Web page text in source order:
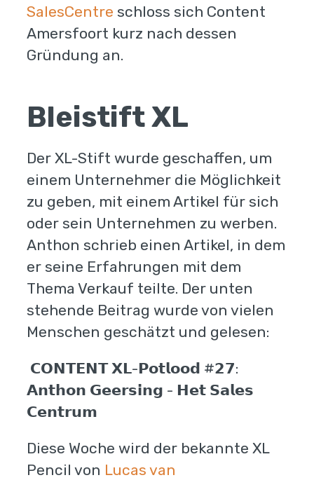
SalesCentreschloss sich Content
Amersfoort kurz nach dessen
Gründung an.
Bleistift XL
Der XL-Stift wurde geschaffen, um
einem Unternehmer die Möglichkeit
zu geben, mit einem Artikel für sich
oder sein Unternehmen zu werben.
Anthon schrieb einen Artikel, in dem
er seine Erfahrungen mit dem
Thema Verkauf teilte. Der unten
stehende Beitrag wurde von vielen
Menschen geschätzt und gelesen:
𝗖𝗢𝗡𝗧𝗘𝗡𝗧 𝗫𝗟-𝗣𝗼𝘁𝗹𝗼𝗼𝗱 #𝟮𝟳:
𝗔𝗻𝘁𝗵𝗼𝗻 𝗚𝗲𝗲𝗿𝘀𝗶𝗻𝗴 - 𝗛𝗲𝘁 𝗦𝗮𝗹𝗲𝘀
𝗖𝗲𝗻𝘁𝗿𝘂𝗺
Diese Woche wird der bekannte XL
Pencil von Lucas van